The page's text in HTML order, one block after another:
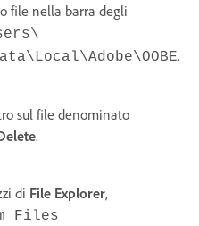
file nella barra degli
.
sul file denominato
.
di File Explorer,
Files